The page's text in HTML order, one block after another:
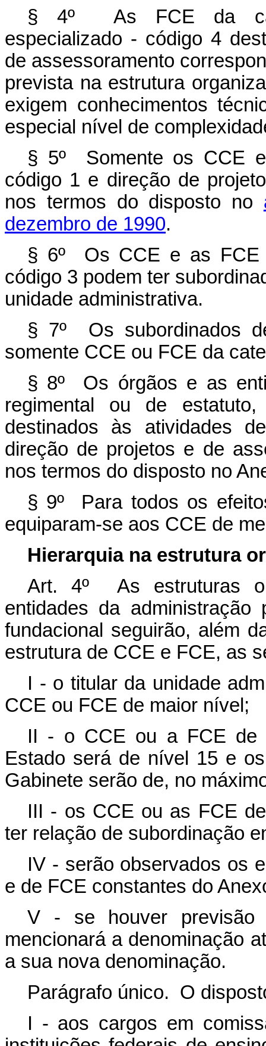
§ 4º As FCE da
especializado - código 4
de assessoramento
prevista na estrutura
exigem conhecimentos
especial nível de
§ 5º Somente os CCE
código 1 e direção de
nos termos do disposto no
dezembro de 1990.
§ 6º Os CCE e as FCE
código 3 podem ter
unidade administrativa.
§ 7º Os subordinados
somente CCE ou FCE da
§ 8º Os órgãos e as
regimental ou de
destinados às atividades
direção de projetos e de
nos termos do disposto no
§ 9º Para todos os
equiparam-se aos CCE de
Hierarquia na estrutura
Art. 4º As estruturas
entidades da
fundacional seguirão, além
estrutura de CCE e FCE, as
I - o titular da unidade
CCE ou FCE de maior nível;
II - o CCE ou a FCE de
Estado será de nível 15 e
Gabinete serão de, no
III - os CCE ou as FCE
ter relação de subordinação
IV - serão observados os
e de FCE constantes do
V - se houver
mencionará a denominação
a sua nova denominação.
Parágrafo único. O
I - aos cargos em